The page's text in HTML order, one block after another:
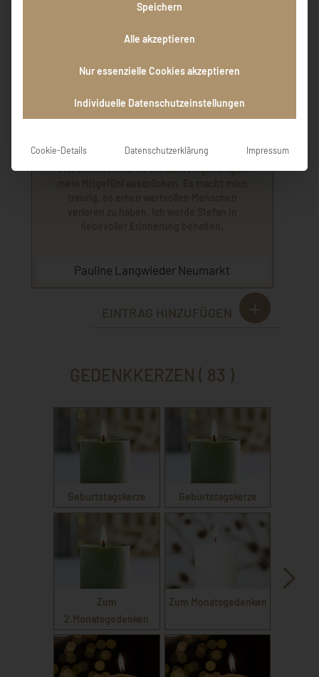
Ich möchte allen Familienmitgliedern mein
werde ich bei euch und Stefan sein.
Blasius Eder Abtenau
Tief berührt möchte ich allen Angehörigen
traurig, so einen wertvollen Menschen
verloren zu haben. Ich werde Stefan in
liebevoller Erinnerung behalten.
Pauline Langwieder Neumarkt
EINTRAG HINZUFÜGEN
GEDENKKERZEN ( 83 )
Geburtstagskerze Geburtstagskerze
Zum
2.Monatsgedenken
Zum Monatsgedenken
Speichern
Alle akzeptieren
Nur essenzielle Cookies akzeptieren
Individuelle Datenschutzeinstellungen
Cookie-Details Datenschutzerklärung Impressum